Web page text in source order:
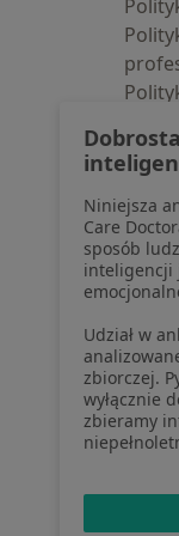
Jak
O nas
Praca
Niniejsza
Care
sposób
inteligencji
Udział w
zbiorczej.
wyłącznie
zbieramy